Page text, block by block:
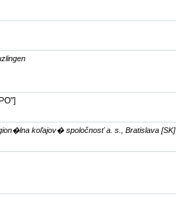
koľajov� spoločnosť a. s., Bratislava [SK]